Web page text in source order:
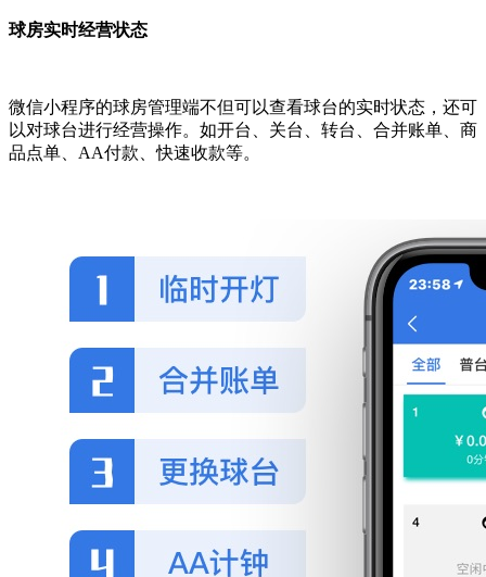
球房实时经营状态
微信小程序的球房管理端不但可以查看球台的实时状态，还可
以对球台进行经营操作。如开台、关台、转台、合并账单、商
品点单、AA付款、快速收款等。